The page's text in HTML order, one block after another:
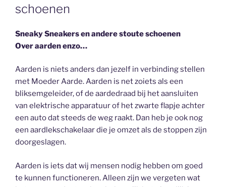
schoenen
Sneaky Sneakers en andere stoute schoenen
Over aarden enzo…
Aarden is niets anders dan jezelf in verbinding stellen
met Moeder Aarde. Aarden is net zoiets als een
bliksemgeleider, of de aardedraad bij het aansluiten
van elektrische apparatuur of het zwarte flapje achter
een auto dat steeds de weg raakt. Dan heb je ook nog
een aardlekschakelaar die je omzet als de stoppen zijn
doorgeslagen.
Aarden is iets dat wij mensen nodig hebben om goed
te kunnen functioneren. Alleen zijn we vergeten wat